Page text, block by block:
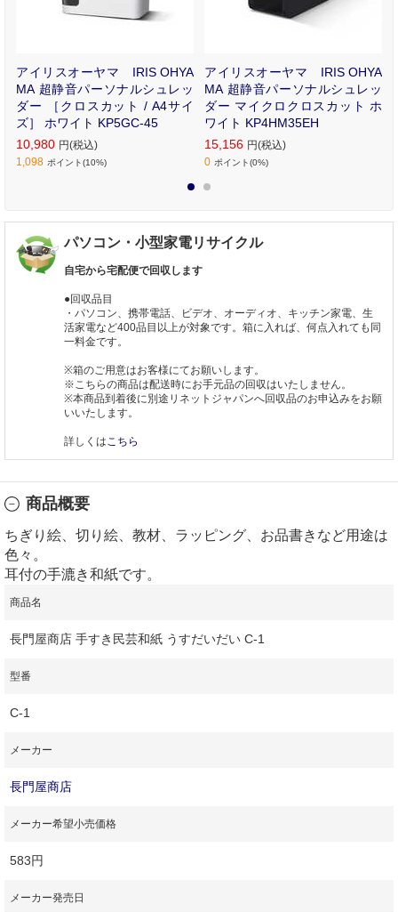
アイリスオーヤマ IRIS OHYA
MA 超静音パーソナルシュレッ
ダー ［クロスカット / A4サイ
ズ］ ホワイト KP5GC-45
10,980 円(税込)
1,098 ポイント(10%)
アイリスオーヤマ IRIS OHYA
MA 超静音パーソナルシュレッ
ダー マイクロクロスカット ホ
ワイト KP4HM35EH
15,156 円(税込)
0 ポイント(0%)
パソコン・小型家電リサイクル
自宅から宅配便で回収します
●回収品目
・パソコン、携帯電話、ビデオ、オーディオ、キッチン家電、生
活家電など400品目以上が対象です。箱に入れば、何点入れても同
一料金です。
※箱のご用意はお客様にてお願いします。
※こちらの商品は配送時にお手元品の回収はいたしません。
※本商品到着後に別途リネットジャパンへ回収品のお申込みをお願
いいたします。
詳しくは こちら
商品概要
ちぎり絵、切り絵、教材、ラッピング、お品書きなど用途は
色々。
耳付の手漉き和紙です。
商品名
長門屋商店 手すき民芸和紙 うすだいだい C-1
型番
C-1
メーカー
長門屋商店
メーカー希望小売価格
583円
メーカー発売日